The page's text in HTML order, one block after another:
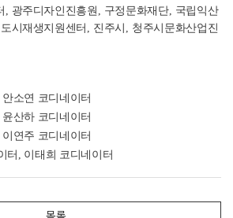
광주디자인진흥원 구정문화재단, 국립익산
시재생지원센터 진주시
청주시문화산업진
소연 코디네이터
윤산하 코디네이터
이연주 코디네이터
터, 이태희 코디네이터
목록